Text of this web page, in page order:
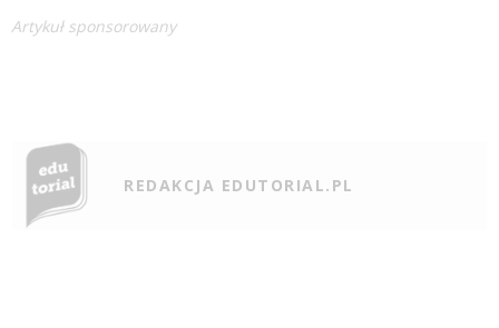
Artykuł sponsorowany
REDAKCJA EDUTORIAL.PL